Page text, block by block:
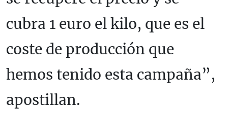
cubra 1 euro el kilo, que es el
coste de producción que
hemos tenido esta campaña”,
apostillan.